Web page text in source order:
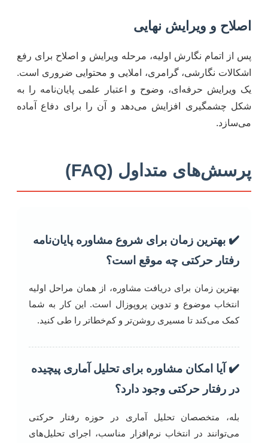
اصلاح و ویرایش نهایی
پس از اتمام نگارش اولیه، مرحله ویرایش و اصلاح برای رفع
اشکالات نگارشی، گرامری، املایی و محتوایی ضروری است.
یک ویرایش حرفه‌ای، وضوح و اعتبار علمی پایان‌نامه را به
شکل چشمگیری افزایش می‌دهد و آن را برای دفاع آماده
می‌سازد.
پرسش‌های متداول (FAQ)
✔️ بهترین زمان برای شروع مشاوره پایان‌نامه
رفتار حرکتی چه موقع است؟
بهترین زمان برای دریافت مشاوره، از همان مراحل اولیه
انتخاب موضوع و تدوین پروپوزال است. این کار به شما
کمک می‌کند تا مسیری روشن‌تر و کم‌خطاتر را طی کنید.
✔️ آیا امکان مشاوره برای تحلیل آماری پیچیده
در رفتار حرکتی وجود دارد؟
بله، متخصصان تحلیل آماری در حوزه رفتار حرکتی
می‌توانند در انتخاب نرم‌افزار مناسب، اجرای تحلیل‌های